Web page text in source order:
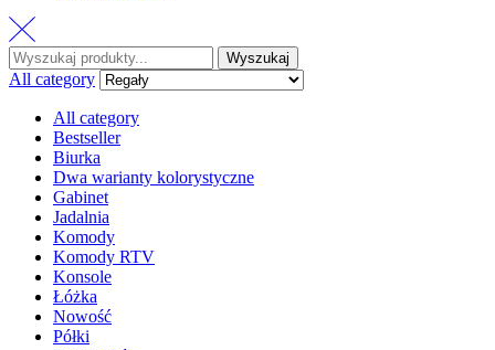
Wyszukaj
:
Wyszukaj
All category
All category
Bestseller
Biurka
Dwa warianty kolorystyczne
Gabinet
Jadalnia
Komody
Komody RTV
Konsole
Łóżka
Nowość
Półki